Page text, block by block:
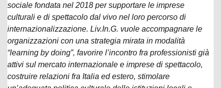
sociale fondata nel 2018 per supportare le imprese
culturali e di spettacolo dal vivo nel loro percorso di
internazionalizzazione. Liv.In.G. vuole accompagnare le
organizzazioni con una strategia mirata in modalità
“learning by doing”, favorire l’incontro fra professionisti già
attivi sul mercato internazionale e imprese di spettacolo,
costruire relazioni fra Italia ed estero, stimolare